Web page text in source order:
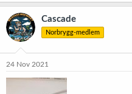
a
k
s
j
o
e
:
Cascade
Norbrygg-medlem
24 Nov 2021